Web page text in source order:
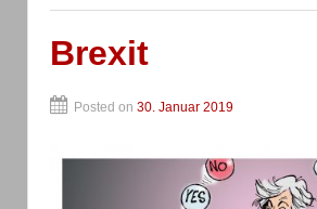
Brexit
Posted on 30. Januar 2019